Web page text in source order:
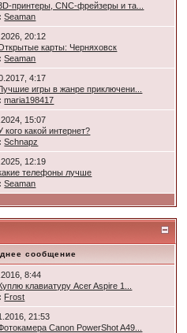
принтеры, CNC-фрейзеры и та...
Seaman
20:12
карты: Черняховск
Seaman
4:17
игры в жанре приключени...
maria198417
15:07
кого какой интернет?
Schnapz
12:19
телефоны лучше
Seaman
сообщение
8:44
клавиатуру Acer Aspire 1...
Frost
21:53
Canon PowerShot A49...